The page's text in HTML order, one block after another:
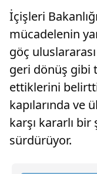
İçişleri
mücadelenin
göç
geri dönüş gibi
ettiklerini
kapılarında ve
karşı kararlı bir
sürdürüyor.